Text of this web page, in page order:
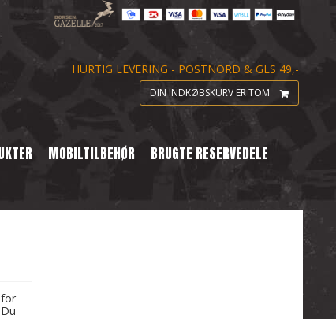
HURTIG LEVERING - POSTNORD & GLS 49,-
DIN INDKØBSKURV ER TOM
MOBILTILBEHØR
BRUGTE RESERVEDELE